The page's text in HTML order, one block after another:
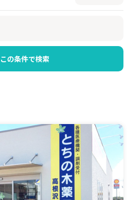
この条件で検索